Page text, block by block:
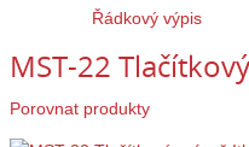
Řádkový výpis
MST-22
Porovnat produkty